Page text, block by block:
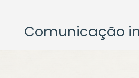
Comunicação